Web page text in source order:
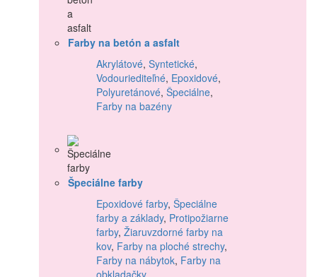
Farby na betón a asfalt
Akrylátové, Syntetické,
Vodouriediteľné, Epoxidové,
Polyuretánové, Špeciálne,
Farby na bazény
Špeciálne farby
Epoxidové farby, Špeciálne
farby a základy, Protipožiarne
farby, Žiaruvzdorné farby na
kov, Farby na ploché strechy,
Farby na nábytok, Farby na
obkladačky